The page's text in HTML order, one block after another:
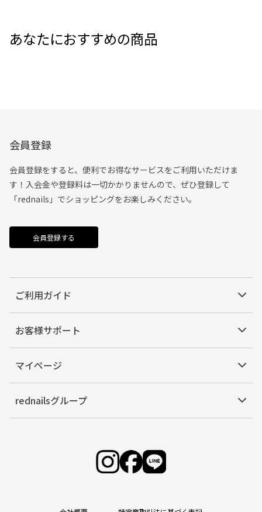
あなたにおすすめの商品
会員登録
会員登録をすると、便利でお得なサービスをご利用いただけま
す！入会金や登録料は一切かかりませんので、ぜひ登録して
「rednails」でショッピングをお楽しみください。
会員登録する
ご利用ガイド
お客様サポート
マイページ
rednailsグループ